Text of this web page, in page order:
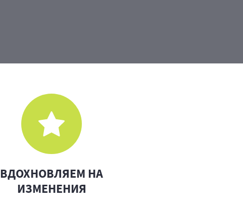
ВДОХНОВЛЯЕМ НА
ИЗМЕНЕНИЯ